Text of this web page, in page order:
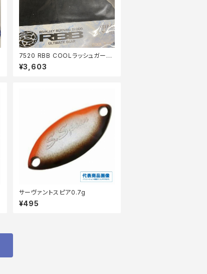
7520 RBB COOLラッシュガード
MBLK/ブルー【中古品】
¥3,603
サーヴァントスピア0.7g
¥495